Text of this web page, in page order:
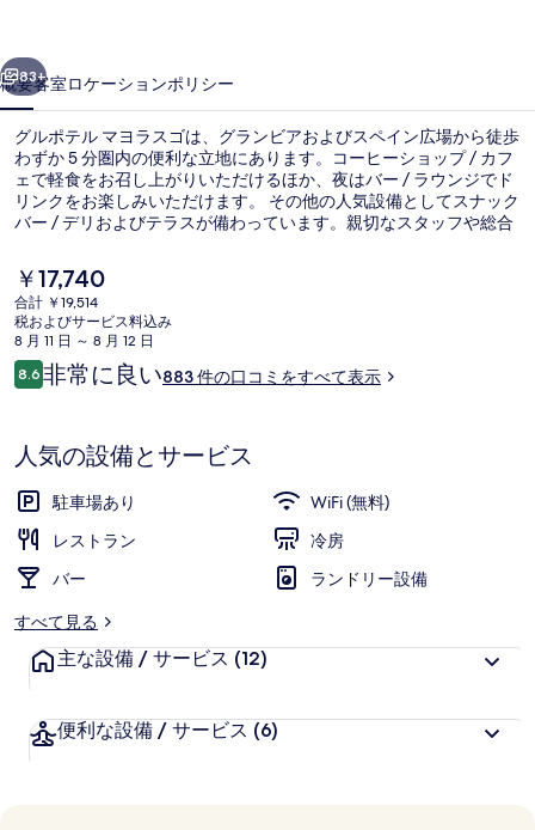
ラ
ス
ゴ
の
写
真
ギ
ャ
ラ
ー
83+
概要客室ロケーションポリシー
グルポテル マヨラスゴは、グランビアおよびスペイン広場から徒歩
わずか 5 分圏内の便利な立地にあります。コーヒーショップ / カフ
ェで軽食をお召し上がりいただけるほか、夜はバー / ラウンジでド
リンクをお楽しみいただけます。 その他の人気設備としてスナック
バー / デリおよびテラスが備わっています。親切なスタッフや総合
宿泊施設からは歩いてすぐ公共交通機関を利用できます。地下鉄サ
ント ドミンゴ駅までは 3 分、地下鉄プラサ デ エスパーニャ駅まで
は 3 分です。
現
在
の
料
金
は
す
￥17,740
合計 ￥19,514
税およびサービス料込み
8 月 11 日 ～ 8 月 12 日
口
コ
8.610段階中8.6
非常に良い883 件の口コミをすべて表示
人気の設備とサービス
駐車場あり
WiFi (無料)
レストラン
冷房
バー
ランドリー設備
すべて見る
主な設備 / サービス (12)
便利な設備 / サービス (6)